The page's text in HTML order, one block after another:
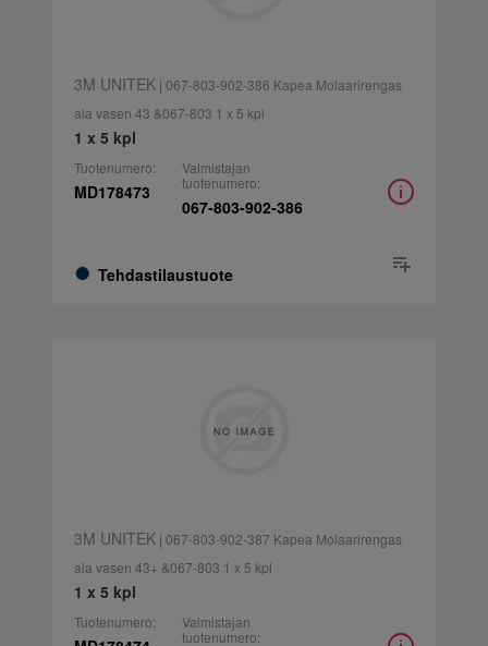
3M UNITEK| 067-803-902-386 Kapea Molaarirengas
ala vasen 43 &067-803 1 x 5 kpl
1 x 5 kpl
Tuotenumero:
MD178473
Tehdastilaustuote
Valmistajan
tuotenumero:
067-803-902-386
3M UNITEK| 067-803-902-387 Kapea Molaarirengas
ala vasen 43+ &067-803 1 x 5 kpl
1 x 5 kpl
Tuotenumero:
Valmistajan
tuotenumero: